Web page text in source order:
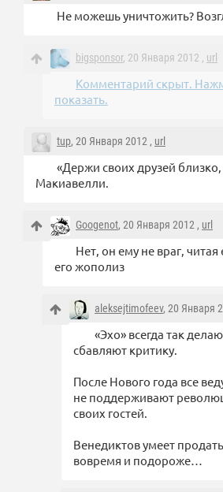
Не можешь уничтожить?
bigsponsor, 20 Января 2012 , url
Комментарий скрыт.
показать.
tup, 20 Января 2012 , url
«Держи своих друзей
Макиавелли.
Googenot, 20 Января 2012 , url
Нет, он ему не враг,
его жополиз
aleksejtimofeev, 20 Января
«Эхо» всегда так
сбавляют критику.
После Нового года все
не поддерживают
своих гостей.
Венедиктов умеет
вовремя и подороже…